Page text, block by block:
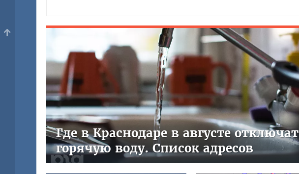
Где в Краснодаре в августе отключат
горячую воду. Список адресов